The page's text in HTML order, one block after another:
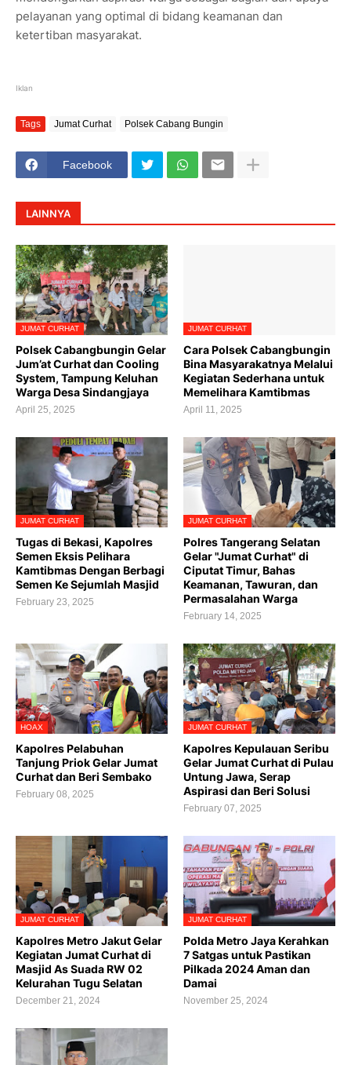
pelayanan yang optimal di bidang keamanan dan
ketertiban masyarakat.
Iklan
Tags Jumat Curhat Polsek Cabang Bungin
Facebook
LAINNYA
JUMAT CURHAT
Polsek Cabangbungin Gelar
Jum’at Curhat dan Cooling
System, Tampung Keluhan
Warga Desa Sindangjaya
April 25, 2025
JUMAT CURHAT
Cara Polsek Cabangbungin
Bina Masyarakatnya Melalui
Kegiatan Sederhana untuk
Memelihara Kamtibmas
April 11, 2025
JUMAT CURHAT
Tugas di Bekasi, Kapolres
Semen Eksis Pelihara
Kamtibmas Dengan Berbagi
Semen Ke Sejumlah Masjid
February 23, 2025
JUMAT CURHAT
Polres Tangerang Selatan
Gelar "Jumat Curhat" di
Ciputat Timur, Bahas
Keamanan, Tawuran, dan
Permasalahan Warga
February 14, 2025
HOAX
Kapolres Pelabuhan
Tanjung Priok Gelar Jumat
Curhat dan Beri Sembako
February 08, 2025
JUMAT CURHAT
Kapolres Kepulauan Seribu
Gelar Jumat Curhat di Pulau
Untung Jawa, Serap
Aspirasi dan Beri Solusi
February 07, 2025
JUMAT CURHAT
Kapolres Metro Jakut Gelar
Kegiatan Jumat Curhat di
Masjid As Suada RW 02
Kelurahan Tugu Selatan
December 21, 2024
JUMAT CURHAT
Polda Metro Jaya Kerahkan
7 Satgas untuk Pastikan
Pilkada 2024 Aman dan
Damai
November 25, 2024